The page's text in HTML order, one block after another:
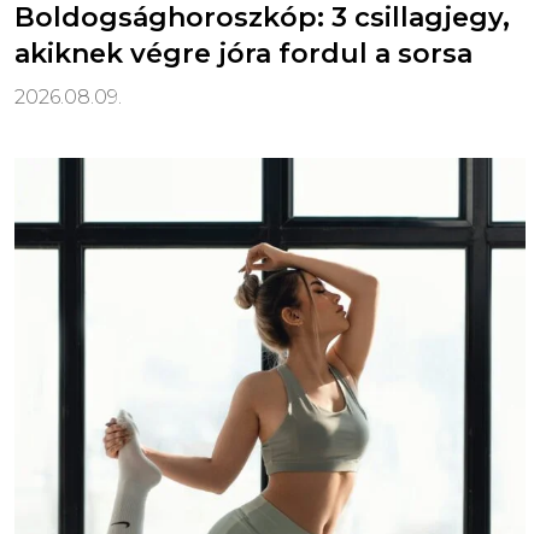
Boldogsághoroszkóp: 3 csillagjegy,
akiknek végre jóra fordul a sorsa
2026.08.09.